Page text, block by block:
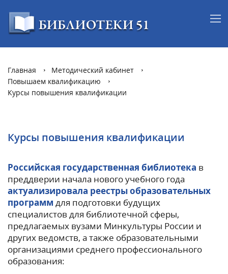
Главная
Методический кабинет
Повышаем квалификацию
Курсы повышения квалификации
Курсы повышения квалификации
Российская государственная библиотека в
преддверии начала нового учебного года
актуализировала реестры образовательных
программ для подготовки будущих
специалистов для библиотечной сферы,
предлагаемых вузами Минкультуры России и
других ведомств, а также образовательными
организациями среднего профессионального
образования: